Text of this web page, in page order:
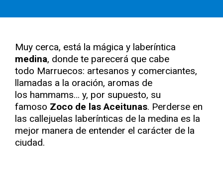
Muy cerca, está la mágica y laberíntica
medina, donde te parecerá que cabe
todo Marruecos: artesanos y comerciantes,
llamadas a la oración, aromas de
los hammams… y, por supuesto, su
famoso Zoco de las Aceitunas. Perderse en
las callejuelas laberínticas de la medina es la
mejor manera de entender el carácter de la
ciudad.